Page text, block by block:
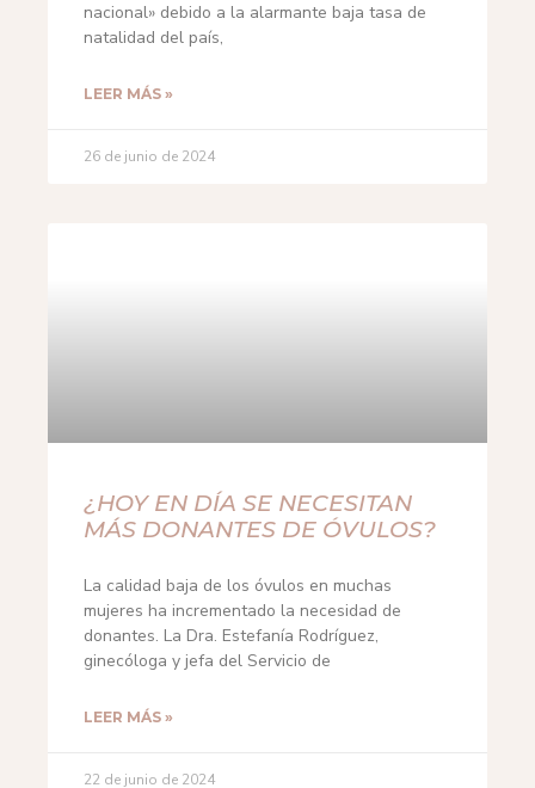
nacional» debido a la alarmante baja tasa de
natalidad del país,
LEER MÁS »
26 de junio de 2024
¿HOY EN DÍA SE NECESITAN
MÁS DONANTES DE ÓVULOS?
La calidad baja de los óvulos en muchas
mujeres ha incrementado la necesidad de
donantes. La Dra. Estefanía Rodríguez,
ginecóloga y jefa del Servicio de
LEER MÁS »
22 de junio de 2024